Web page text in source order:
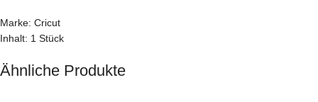
Marke: Cricut
Inhalt: 1 Stück
Ähnliche Produkte